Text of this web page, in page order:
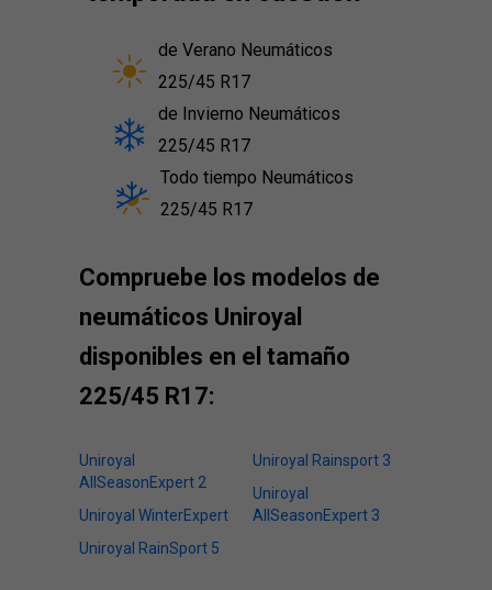
de Verano Neumáticos
225/45 R17
de Invierno Neumáticos
225/45 R17
Todo tiempo Neumáticos
225/45 R17
Compruebe los modelos de
neumáticos Uniroyal
disponibles en el tamaño
225/45 R17:
Uniroyal
AllSeasonExpert 2
Uniroyal WinterExpert
Uniroyal RainSport 5
Uniroyal Rainsport 3
Uniroyal
AllSeasonExpert 3